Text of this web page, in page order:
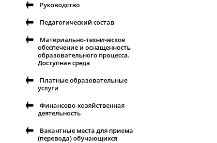
Руководство
Педагогический состав
Материально-техническое
обеспечение и оснащенность
образовательного процесса.
Доступная среда
Платные образовательные
услуги
Финансово-хозяйственная
деятельность
Вакантные места для приема
(перевода) обучающихся